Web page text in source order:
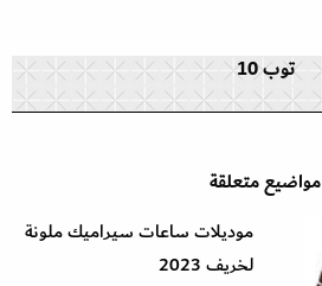
توب 10
مواضيع متعلقة
موديلات ساعات سيراميك ملونة
لخريف 2023